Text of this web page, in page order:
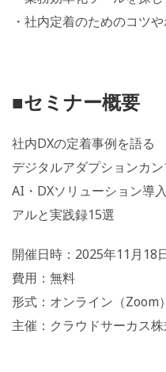
・社内定着のためのコツ
■セミナー概要
社内DXの定着事例を語る
デジタルアダプションカ
AI・DXソリューション導
アルと実践録15選
開催日時：2025年11月
費用：無料
形式：オンライン（Zoom）
主催：クラウドサーカス